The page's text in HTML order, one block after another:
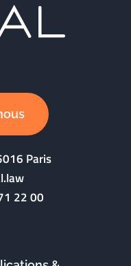
Paris
22 00